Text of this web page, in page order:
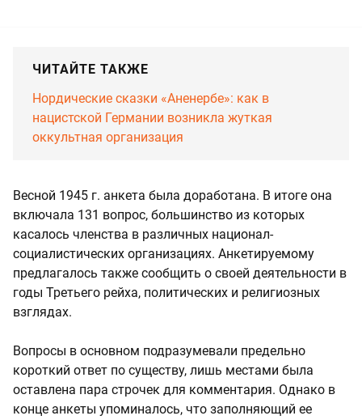
ЧИТАЙТЕ ТАКЖЕ
Нордические сказки «Аненербе»: как в
нацистской Германии возникла жуткая
оккультная организация
Весной 1945 г. анкета была доработана. В итоге она
включала 131 вопрос, большинство из которых
касалось членства в различных национал-
социалистических организациях. Анкетируемому
предлагалось также сообщить о своей деятельности в
годы Третьего рейха, политических и религиозных
взглядах.
Вопросы в основном подразумевали предельно
короткий ответ по существу, лишь местами была
оставлена пара строчек для комментария. Однако в
конце анкеты упоминалось, что заполняющий ее